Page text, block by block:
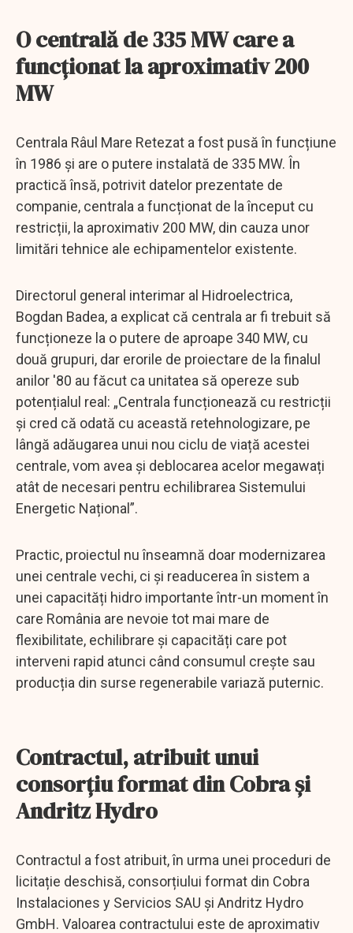
O centrală de 335 MW care a
funcționat la aproximativ 200
MW
Centrala Râul Mare Retezat a fost pusă în funcțiune
în 1986 și are o putere instalată de 335 MW. În
practică însă, potrivit datelor prezentate de
companie, centrala a funcționat de la început cu
restricții, la aproximativ 200 MW, din cauza unor
limitări tehnice ale echipamentelor existente.
Directorul general interimar al Hidroelectrica,
Bogdan Badea, a explicat că centrala ar fi trebuit să
funcționeze la o putere de aproape 340 MW, cu
două grupuri, dar erorile de proiectare de la finalul
anilor '80 au făcut ca unitatea să opereze sub
potențialul real: „Centrala funcționează cu restricții
și cred că odată cu această retehnologizare, pe
lângă adăugarea unui nou ciclu de viață acestei
centrale, vom avea și deblocarea acelor megawați
atât de necesari pentru echilibrarea Sistemului
Energetic Național”.
Practic, proiectul nu înseamnă doar modernizarea
unei centrale vechi, ci și readucerea în sistem a
unei capacități hidro importante într-un moment în
care România are nevoie tot mai mare de
flexibilitate, echilibrare și capacități care pot
interveni rapid atunci când consumul crește sau
producția din surse regenerabile variază puternic.
Contractul, atribuit unui
consorțiu format din Cobra și
Andritz Hydro
Contractul a fost atribuit, în urma unei proceduri de
licitație deschisă, consorțiului format din Cobra
Instalaciones y Servicios SAU și Andritz Hydro
GmbH. Valoarea contractului este de aproximativ